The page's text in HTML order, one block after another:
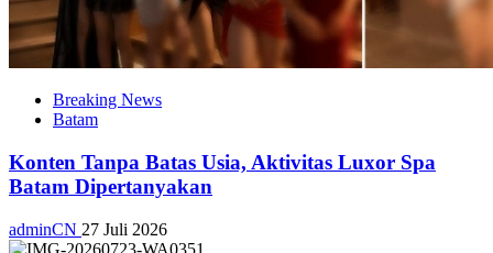
Breaking News
Batam
Konten Tanpa Batas Usia, Aktivitas Luxor Spa
Batam Dipertanyakan
adminCN 27 Juli 2026